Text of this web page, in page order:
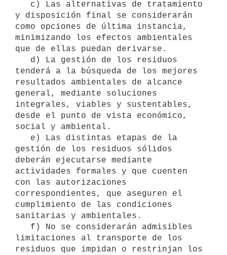
y disposición final se considerarán
como opciones de última instancia,
minimizando los efectos ambientales
que de ellas puedan derivarse.
tenderá a la búsqueda de los mejores
resultados ambientales de alcance
general, mediante soluciones
integrales, viables y sustentables,
desde el punto de vista económico,
social y ambiental.
gestión de los residuos sólidos
deberán ejecutarse mediante
actividades formales y que cuenten
con las autorizaciones
correspondientes, que aseguren el
cumplimiento de las condiciones
sanitarias y ambientales.
limitaciones al transporte de los
residuos que impidan o restrinjan los